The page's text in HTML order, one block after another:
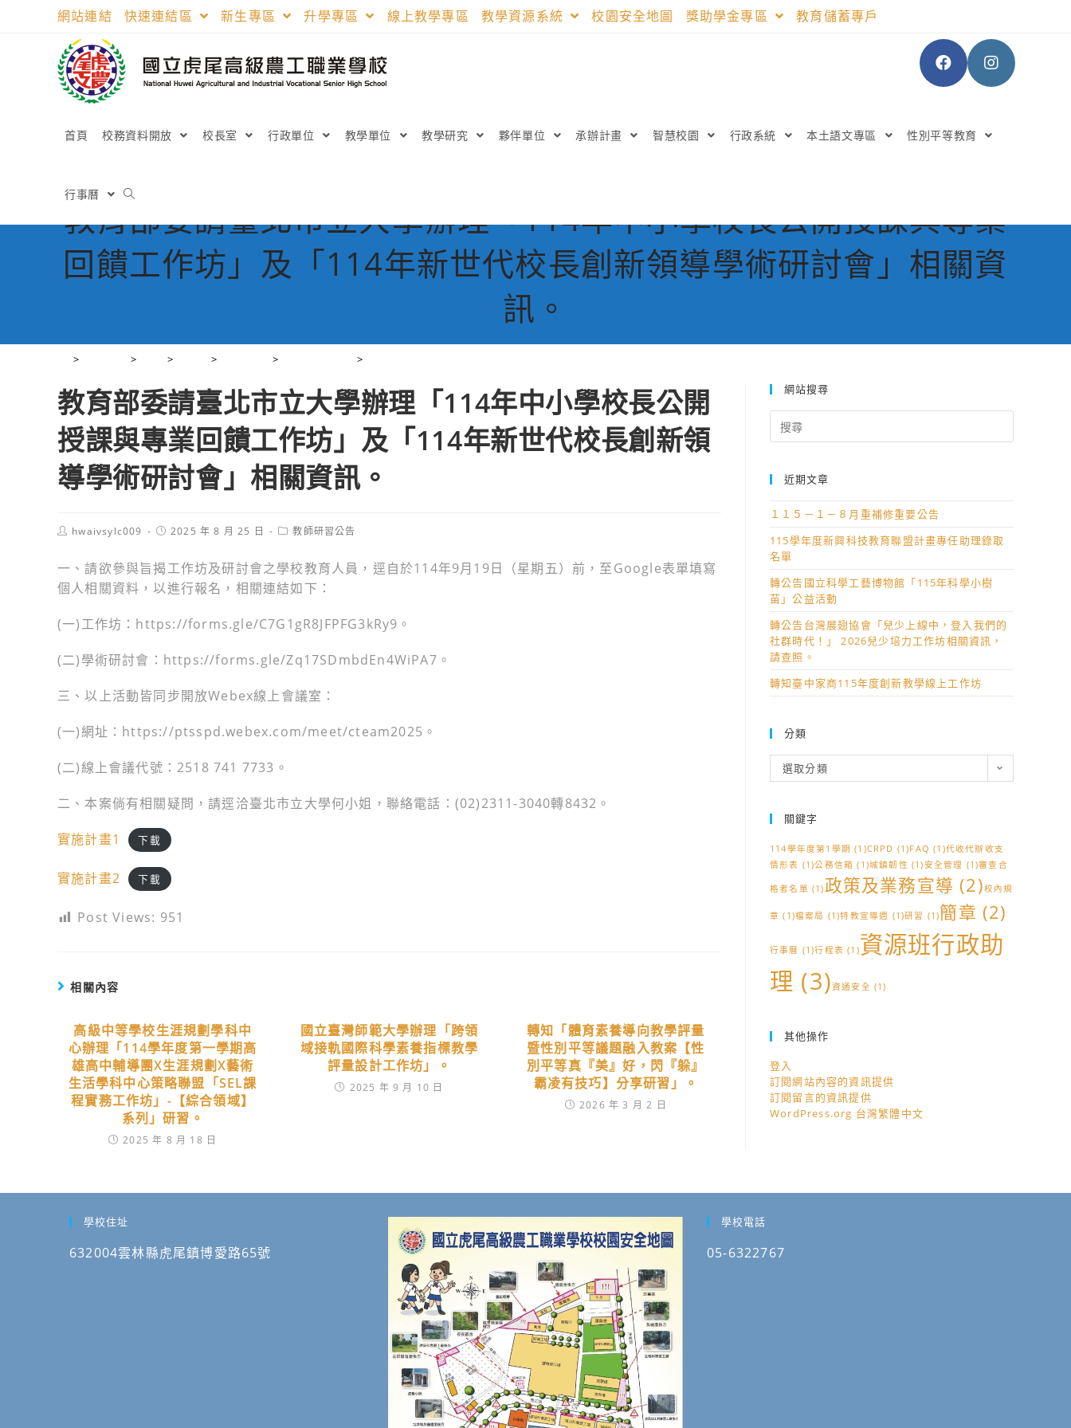
網站連結 快速連結區 新生專區 升學專區 線上教學專區 教學資源系統 校園安全地圖 獎助學金專區 教育儲蓄專戶
首頁 校務資料開放 校長室 行政單位 教學單位 教學研究 夥伴單位 承辦計畫 智慧校園 行政系統 本土語文專區 性別平等教育
行事曆
教育部委請臺北市立大學辦理「114年中小學校長公開授課與專業
回饋工作坊」及「114年新世代校長創新領導學術研討會」相關資
訊。
> > > > > >
教育部委請臺北市立大學辦理「114年中小學校長公開
授課與專業回饋工作坊」及「114年新世代校長創新領
導學術研討會」相關資訊。
Posthwaivsylc009
Post2025 年 8 月 25 日
Post教師研習公告
一、請欲參與旨揭工作坊及研討會之學校教育人員，逕自於114年9月19日（星期五）前，至Google表單填寫
個人相關資料，以進行報名，相關連結如下：
(一)工作坊：https://forms.gle/C7G1gR8JFPFG3kRy9。
(二)學術研討會：https://forms.gle/Zq17SDmbdEn4WiPA7。
三、以上活動皆同步開放Webex線上會議室：
(一)網址：https://ptsspd.webex.com/meet/cteam2025。
(二)線上會議代號：2518 741 7733。
二、本案倘有相關疑問，請逕洽臺北市立大學何小姐，聯絡電話：(02)2311-3040轉8432。
實施計畫1 下載
實施計畫2 下載
Post Views: 951
相關內容
高級中等學校生涯規劃學科中
心辦理「114學年度第一學期高
雄高中輔導團X生涯規劃X藝術
生活學科中心策略聯盟「SEL課
程實務工作坊」-【綜合領域】
系列」研習。
2025 年 8 月 18 日
國立臺灣師範大學辦理「跨領
域接軌國際科學素養指標教學
評量設計工作坊」。
2025 年 9 月 10 日
轉知「體育素養導向教學評量
暨性別平等議題融入教案【性
別平等真『美』好，閃『躲』
霸凌有技巧】分享研習」。
2026 年 3 月 2 日
網站搜尋
for:
近期文章
１１５－１－８月重補修重要公告
115學年度新興科技教育聯盟計畫專任助理錄取
名單
轉公告國立科學工藝博物館「115年科學小樹
苗」公益活動
轉公告台灣展翅協會「兒少上線中，登入我們的
社群時代！」 2026兒少培力工作坊相關資訊，
請查照。
轉知臺中家商115年度創新教學線上工作坊
分類
類
選取分類
關鍵字
114學年度第1學期 (1)CRPD (1)FAQ (1)代收代辦收支
情形表 (1)公務信箱 (1)城鎮韌性 (1)安全管理 (1)審查合
格者名單 (1)政策及業務宣導 (2)校內規
章 (1)檔案局 (1)特教宣導週 (1)研習 (1)簡章 (2)
行事曆 (1)行程表 (1)資源班行政助
理 (3)資通安全 (1)
其他操作
登入
訂閱網站內容的資訊提供
訂閱留言的資訊提供
WordPress.org 台灣繁體中文
學校住址
632004雲林縣虎尾鎮博愛路65號
學校電話
05-6322767